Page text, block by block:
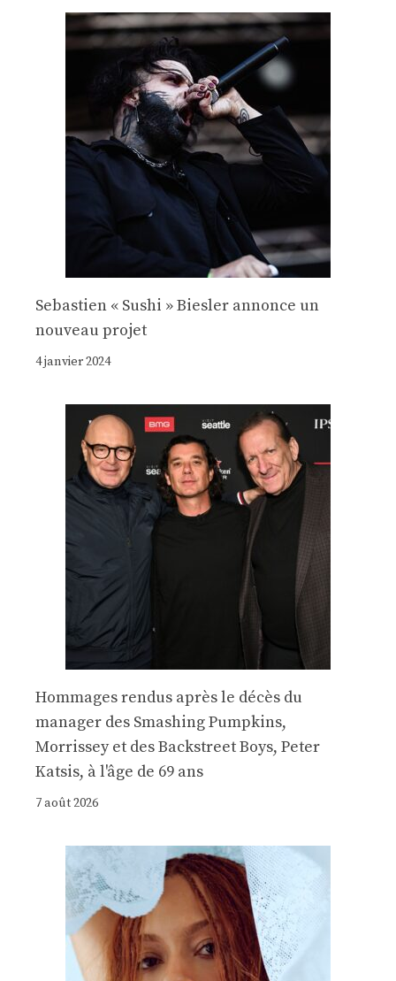
Sebastien « Sushi » Biesler annonce un
nouveau projet
4 janvier 2024
Hommages rendus après le décès du
manager des Smashing Pumpkins,
Morrissey et des Backstreet Boys, Peter
Katsis, à l'âge de 69 ans
7 août 2026